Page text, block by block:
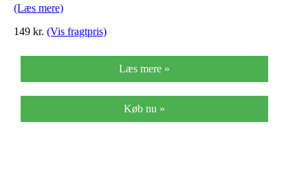
(Læs mere)
149 kr. (Vis fragtpris)
Læs mere »
Køb nu »